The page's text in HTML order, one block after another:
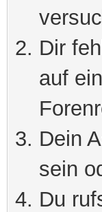
Dir
auf
Dein
sein
Du